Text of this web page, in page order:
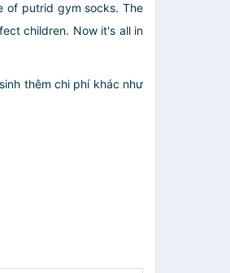
of putrid gym socks. The
children. Now it's all in
thêm chi phí khác như